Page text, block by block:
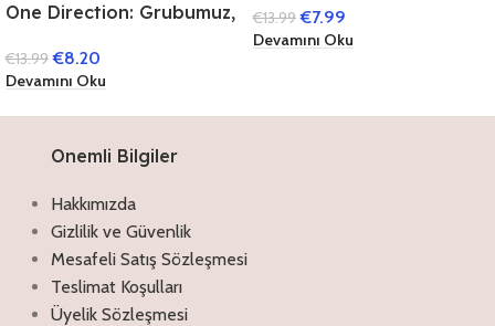
One Direction: Grubumuz,
€13.99 €8.20
Devamını Oku
€13.99 €7.99
Devamını Oku
Onemli Bilgiler
Hakkımızda
Gizlilik ve Güvenlik
Mesafeli Satış Sözleşmesi
Teslimat Koşulları
Üyelik Sözleşmesi